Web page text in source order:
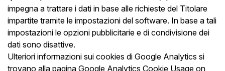
impegna a trattare i dati in base alle richieste del Titolare
impartite tramite le impostazioni del software. In base a tali
impostazioni le opzioni pubblicitarie e di condivisione dei
dati sono disattive.
Ulteriori informazioni sui cookies di Google Analytics si
trovano alla pagina Google Analytics Cookie Usage on